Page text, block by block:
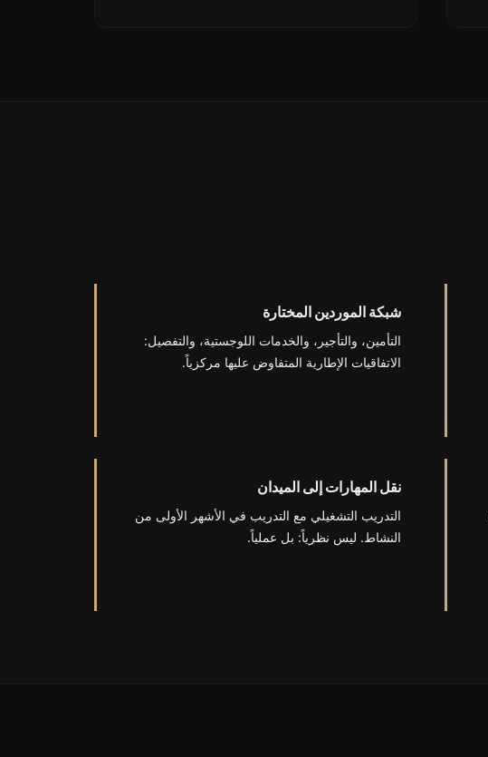
شبكة الموردين المختارة
التأمين، والتأجير، والخدمات اللوجستية، والتفصيل:
الاتفاقيات الإطارية المتفاوض عليها مركزياً.
نقل المهارات إلى الميدان
التدريب التشغيلي مع التدريب في الأشهر الأولى من
النشاط. ليس نظرياً: بل عملياً.